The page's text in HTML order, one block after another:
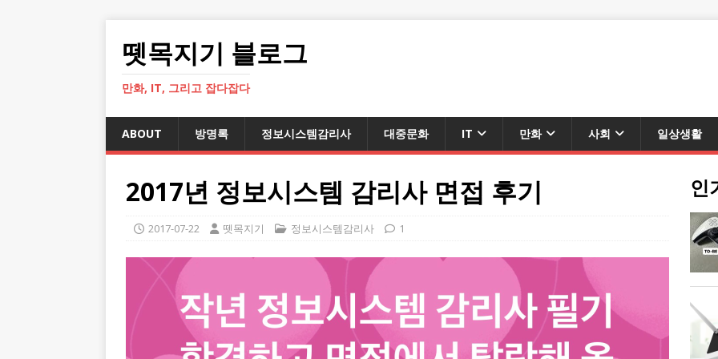
뗏목지기 블로그
만화, IT, 그리고 잡다잡다
ABOUT 방명록 정보시스템감리사 대중문화 IT 만화 사회 일상생활
2017년 정보시스템 감리사 면접 후기
2017-07-22 뗏목지기 정보시스템감리사 1
인